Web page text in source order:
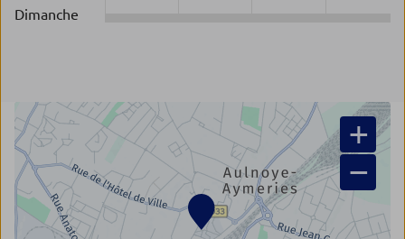
Dimanche
+
−